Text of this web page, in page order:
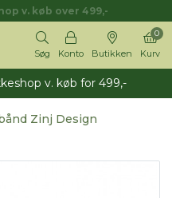
v. køb over 499,-
Søg Konto Butikken Kurv
0
v. køb for 499,-
Zinj Design